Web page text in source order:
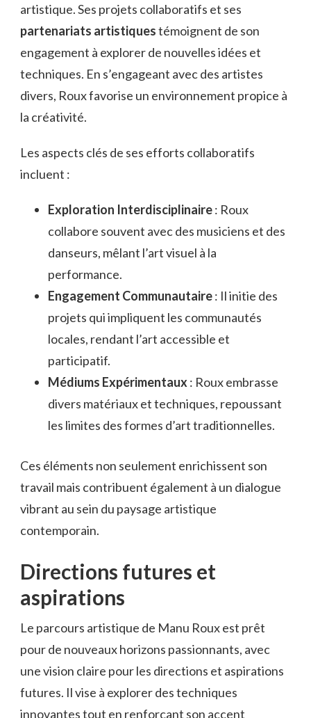
artistique. Ses projets collaboratifs et ses
partenariats artistiquestémoignent de son
engagement à explorer de nouvelles idées et
techniques. En s’engageant avec des artistes
divers, Roux favorise un environnement propice à
la créativité.
Les aspects clés de ses efforts collaboratifs
incluent :
Exploration Interdisciplinaire: Roux
collabore souvent avec des musiciens et des
danseurs, mêlant l’art visuel à la
performance.
Engagement Communautaire: Il initie des
projets qui impliquent les communautés
locales, rendant l’art accessible et
participatif.
Médiums Expérimentaux : Roux embrasse
divers matériaux et techniques, repoussant
les limites des formes d’art traditionnelles.
Ces éléments non seulement enrichissent son
travail mais contribuent également à un dialogue
vibrant au sein du paysage artistique
contemporain.
Directions futures et
aspirations
Le parcours artistique de Manu Roux est prêt
pour de nouveaux horizons passionnants, avec
une vision claire pour les directions et aspirations
futures. Il vise à explorer des techniques
innovantes tout en renforçant son accent